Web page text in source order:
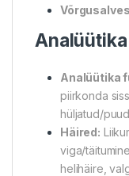
Analüütika
Analüütika
piirkonda
hüljatud/
Häired:
viga/
helihäire,